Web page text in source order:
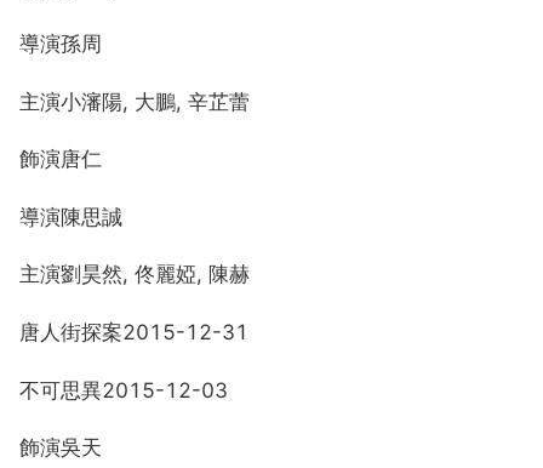
導演孫周
主演小瀋陽, 大鵬, 辛芷蕾
飾演唐仁
導演陳思誠
主演劉昊然, 佟麗婭, 陳赫
唐人街探案2015-12-31
不可思異2015-12-03
飾演吳天